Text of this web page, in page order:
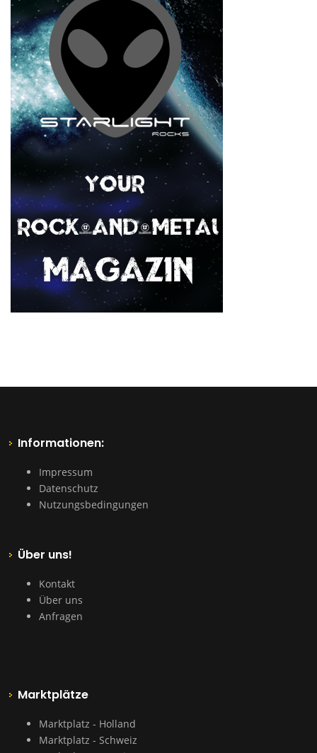
Informationen:
Impressum
Datenschutz
Nutzungsbedingungen
Über uns!
Kontakt
Über uns
Anfragen
Marktplätze
Marktplatz - Holland
Marktplatz - Schweiz